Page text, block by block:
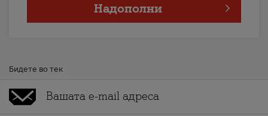
Надополни
Бидете во тек